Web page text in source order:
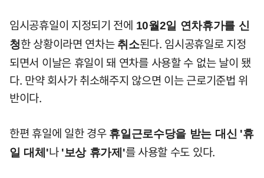
임시공휴일이 지정되기 전에 10월2일 연차휴가를 신
청한 상황이라면 연차는 취소된다. 임시공휴일로 지정
되면서 이날은 휴일이 돼 연차를 사용할 수 없는 날이 됐
다. 만약 회사가 취소해주지 않으면 이는 근로기준법 위
반이다.
한편 휴일에 일한 경우 휴일근로수당을 받는 대신 '휴
일 대체'나 '보상 휴가제'를 사용할 수도 있다.